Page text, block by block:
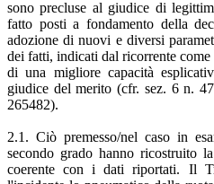
sono precluse al giudice di
fatto posti a fondamento della
adozione di nuovi e diversi
dei fatti, indicati dal ricorrente
di una migliore capacità
giudice del merito (cfr. sez. 6 n.
265482).
2.1. Ciò premesso/nel caso in
secondo grado hanno ricostruito
coerente con i dati riportati. Il